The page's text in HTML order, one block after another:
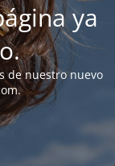
ya
de nuestro nuevo